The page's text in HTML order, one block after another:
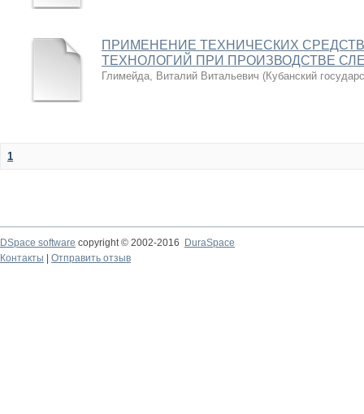
ПРИМЕНЕНИЕ ТЕХНИЧЕСКИХ
ТЕХНОЛОГИЙ ПРИ ПРОИЗВОДСТВЕ
Глимейда, Виталий Витальевич (Кубанский
1
DSpace software copyright © 2002-2016
DuraSpace
Контакты
Отправить отзыв